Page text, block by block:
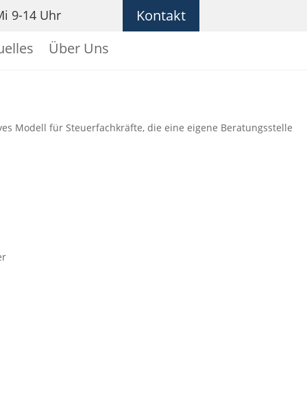
9-14 Uhr
Kontakt
Über Uns
Modell für Steuerfachkräfte, die eine eigene Beratungsstelle